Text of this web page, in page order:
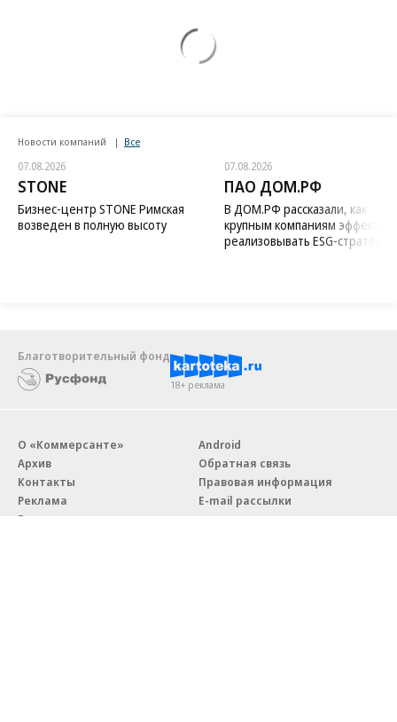
Новости компаний Все
07.08.2026
STONE
Бизнес-центр STONE Римская
возведен в полную высоту
07.08.2026
ПАО ДОМ.РФ
В ДОМ.РФ рассказали, как
крупным компаниям
реализовывать ESG-стратегию
Благотворительный фонд
18+ реклама
О «Коммерсанте»
Архив
Контакты
Реклама
Вакансии
Android
Обратная связь
Правовая информация
E-mail рассылки